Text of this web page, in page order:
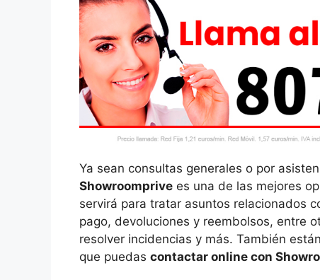
Ya sean consultas generales o por
Showroomprive es una de las mejores
servirá para tratar asuntos relacionados
pago, devoluciones y reembolsos, entre
resolver incidencias y más. También
que puedas contactar online con